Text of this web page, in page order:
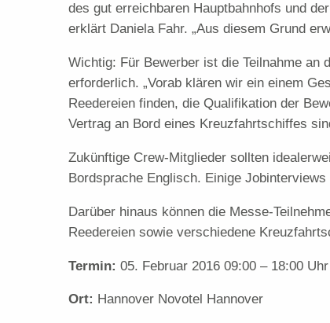
des gut erreichbaren Hauptbahnhofs und
erklärt Daniela Fahr. „Aus diesem Grund
Wichtig: Für Bewerber ist die Teilnahme an
erforderlich. „Vorab klären wir ein einem
Reedereien finden, die Qualifikation der
Vertrag an Bord eines Kreuzfahrtschiffes
Zukünftige Crew-Mitglieder sollten
Bordsprache Englisch. Einige
Darüber hinaus können die Messe-
Reedereien sowie verschiedene
Termin: 05. Februar 2016 09:00 – 18:00 Uhr
Ort: Hannover Novotel Hannover